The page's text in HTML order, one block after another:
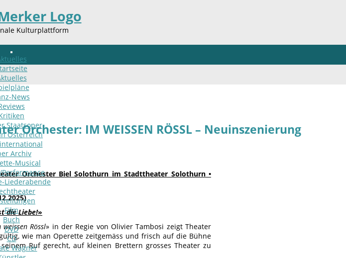
Kulturplattform
News
Staatsoper
Österreich
Archiv
Musical
Liederabende
Film
Buch
DVD
CD
Wagner
Orchester: IM WEISSEN RÖSSL – Neuinszenierung
Orchester Biel Solothurn im Stadttheater Solothurn •
die Liebe!»
weissen Rössl» in der Regie von Olivier Tambosi zeigt Theater
wie man Operette zeitgemäss und frisch auf die Bühne
Ruf gerecht, auf kleinen Brettern grosses Theater zu